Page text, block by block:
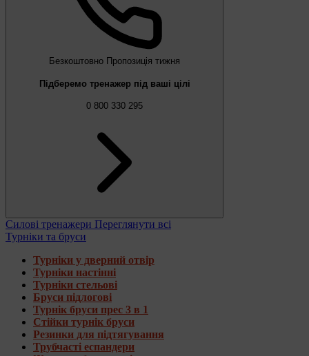
Безкоштовно Пропозиція тижня
Підберемо тренажер під ваші цілі
0 800 330 295
Силові тренажери Переглянути всі
Турніки та бруси
Турніки у дверний отвір
Турніки настінні
Турніки стельові
Бруси підлогові
Турнік бруси прес 3 в 1
Стійки турнік бруси
Резинки для підтягування
Трубчасті еспандери